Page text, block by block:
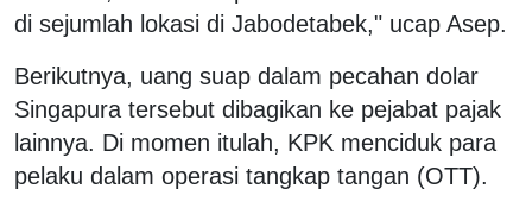
di sejumlah lokasi di Jabodetabek," ucap Asep.
Berikutnya, uang suap dalam pecahan dolar
Singapura tersebut dibagikan ke pejabat pajak
lainnya. Di momen itulah, KPK menciduk para
pelaku dalam operasi tangkap tangan (OTT).